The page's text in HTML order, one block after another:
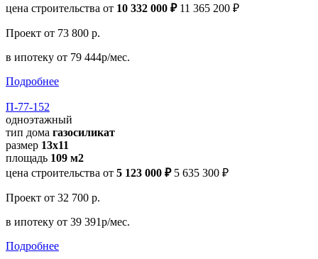
цена строительства от 10 332 000 ₽ 11 365 200 ₽
Проект от 73 800 р.
в ипотеку от 79 444р/мес.
Подробнее
П-77-152
одноэтажный
тип дома газосиликат
размер 13x11
площадь 109 м2
цена строительства от 5 123 000 ₽ 5 635 300 ₽
Проект от 32 700 р.
в ипотеку от 39 391р/мес.
Подробнее